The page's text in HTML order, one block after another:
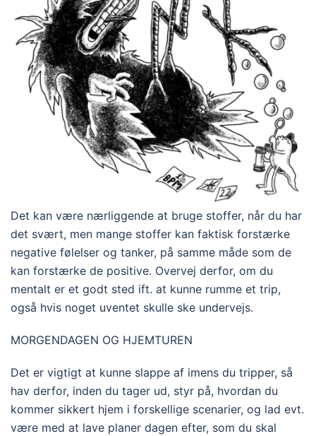
Det kan være nærliggende at bruge stoffer, når du har
det svært, men mange stoffer kan faktisk forstærke
negative følelser og tanker, på samme måde som de
kan forstærke de positive. Overvej derfor, om du
mentalt er et godt sted ift. at kunne rumme et trip,
også hvis noget uventet skulle ske undervejs.
MORGENDAGEN OG HJEMTUREN
Det er vigtigt at kunne slappe af imens du tripper, så
hav derfor, inden du tager ud, styr på, hvordan du
kommer sikkert hjem i forskellige scenarier, og lad evt.
være med at lave planer dagen efter, som du skal